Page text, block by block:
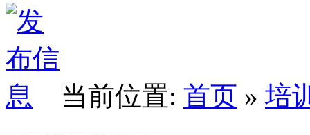
当前位置: 首页 » 培